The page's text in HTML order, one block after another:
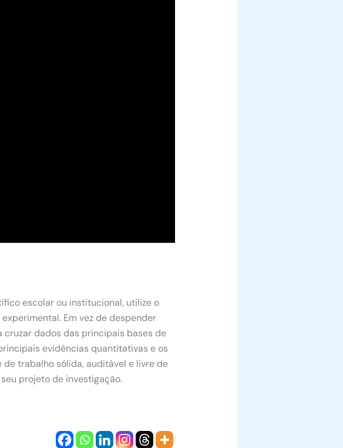
escolar ou institucional, utilize o
Em vez de despender
dados das principais bases de
evidências quantitativas e os
de trabalho sólida, auditável e livre de
projeto de investigação.